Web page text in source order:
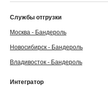
Службы отгрузки
Москва - Бандероль
Новосибирск - Бандероль
Владивосток - Бандероль
Интегратор